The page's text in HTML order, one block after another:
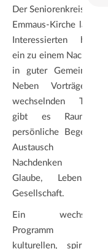
Der Seniorenkreis an der
Emmaus-Kirche lädt alle
Interessierten herzlich
ein zu einem Nachmittag
in guter Gemeinschaft.
Neben Vorträgen zu
wechselnden Themen
gibt es Raum für
persönliche Begegnung,
Austausch und
Nachdenken über
Glaube, Leben und
Gesellschaft.
Ein wechselndes
Programm mit
kulturellen, spirituellen